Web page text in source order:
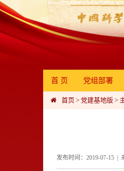
首 页 党组部署
首页 > 党建基地版 >
发布时间：2019-07-15 |